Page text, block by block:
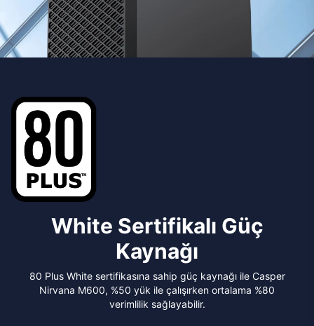
White Sertifikalı Güç
Kaynağı
80 Plus White sertifikasına sahip güç kaynağı ile Casper
Nirvana M600, %50 yük ile çalışırken ortalama %80
verimlilik sağlayabilir.